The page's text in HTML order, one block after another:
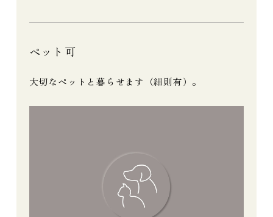
ペット可
大切なペットと暮らせます（細則有）。